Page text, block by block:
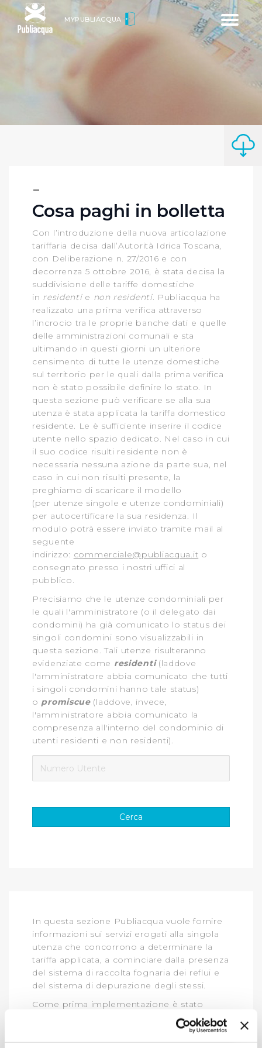
Toggle
MYPUBLIACQUA
Cosa paghi in bolletta
Con l’introduzione della nuova articolazione
tariffaria decisa dall’Autorità Idrica Toscana,
con Deliberazione n. 27/2016 e con
decorrenza 5 ottobre 2016, è stata decisa la
suddivisione delle tariffe domestiche
in residentie non residenti. Publiacqua ha
realizzato una prima verifica attraverso
l’incrocio tra le proprie banche dati e quelle
delle amministrazioni comunali e sta
ultimando in questi giorni un ulteriore
censimento di tutte le utenze domestiche
sul territorio per le quali dalla prima verifica
non è stato possibile definire lo stato. In
questa sezione può verificare se alla sua
utenza è stata applicata la tariffa domestico
residente. Le è sufficiente inserire il codice
utente nello spazio dedicato. Nel caso in cui
il suo codice risulti residente non è
necessaria nessuna azione da parte sua, nel
caso in cui non risulti presente, la
preghiamo di scaricare il modello
(per utenze singole e utenze condominiali)
per autocertificare la sua residenza. Il
modulo potrà essere inviato tramite mail al
seguente
indirizzo: commerciale@publiacqua.it o
consegnato presso i nostri uffici al
pubblico.
Precisiamo che le utenze condominiali per
le quali l'amministratore (o il delegato dai
condomini) ha già comunicato lo status dei
singoli condomini sono visualizzabili in
questa sezione. Tali utenze risulteranno
evidenziate come residenti (laddove
l'amministratore abbia comunicato che tutti
i singoli condomini hanno tale status)
o promiscue (laddove, invece,
l'amministratore abbia comunicato la
compresenza all'interno del condominio di
utenti residenti e non residenti).
In questa sezione Publiacqua vuole fornire
informazioni sui servizi erogati alla singola
utenza che concorrono a determinare la
tariffa applicata, a cominciare dalla presenza
del sistema di raccolta fognaria dei reflui e
del sistema di depurazione degli stessi.
Come prima implementazione è stato
deciso di garantire, agli utenti per cui è in
corso la revisione delle tariffe applicate con
l’inclusione di servizi fino ad oggi non